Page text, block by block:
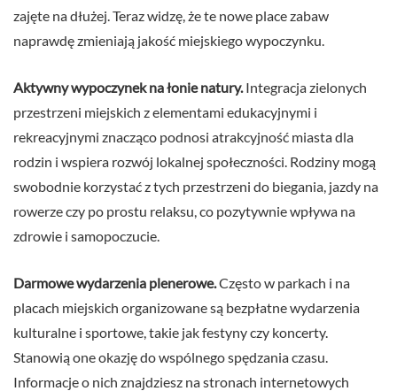
zajęte na dłużej. Teraz widzę, że te nowe place zabaw
naprawdę zmieniają jakość miejskiego wypoczynku.
Aktywny wypoczynek na łonie natury. Integracja zielonych
przestrzeni miejskich z elementami edukacyjnymi i
rekreacyjnymi znacząco podnosi atrakcyjność miasta dla
rodzin i wspiera rozwój lokalnej społeczności. Rodziny mogą
swobodnie korzystać z tych przestrzeni do biegania, jazdy na
rowerze czy po prostu relaksu, co pozytywnie wpływa na
zdrowie i samopoczucie.
Darmowe wydarzenia plenerowe.Często w parkach i na
placach miejskich organizowane są bezpłatne wydarzenia
kulturalne i sportowe, takie jak festyny czy koncerty.
Stanowią one okazję do wspólnego spędzania czasu.
Informacje o nich znajdziesz na stronach internetowych